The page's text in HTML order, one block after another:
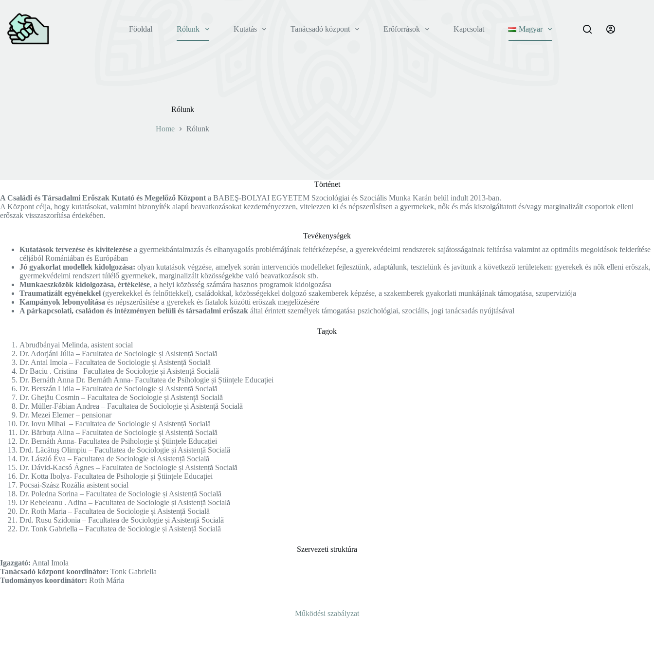
content
Főoldal
Rólunk Kutatás Tanácsadó központ Erőforrások Kapcsolat Magyar
Rólunk
Home Rólunk
Történet
A Családi és Társadalmi Erőszak Kutató és Megelőző Központ a BABEŞ-BOLYAI EGYETEM Szociológiai és Szociális Munka Karán belül indult 2013-ban.
A Központ célja, hogy kutatásokat, valamint bizonyíték alapú beavatkozásokat kezdeményezzen, vitelezzen ki és népszerűsítsen a gyermekek, nők és más kiszolgáltatott és/vagy marginalizált csoportok elleni
erőszak visszaszorítása érdekében.
Tevékenységek
Kutatások tervezése és kivitelezése a gyermekbántalmazás és elhanyagolás problémájának feltérkézepése, a gyerekvédelmi rendszerek sajátosságainak feltárása valamint az optimális megoldások felderítése
céljából Romániában és Európában
Jó gyakorlat modellek kidolgozása: olyan kutatások végzése, amelyek során intervenciós modelleket fejlesztünk, adaptálunk, tesztelünk és javítunk a következő területeken: gyerekek és nők elleni erőszak,
gyermekvédelmi rendszert túlélő gyermekek, marginalizált közösségekbe való beavatkozások stb.
Munkaeszközök kidolgozása, értékelése, a helyi közösség számára hasznos programok kidolgozása
Traumatizált egyénekkel (gyerekekkel és felnőttekkel), családokkal, közösségekkel dolgozó szakemberek képzése, a szakemberek gyakorlati munkájának támogatása, szuperviziója
Kampányok lebonyolítása és népszerűsítése a gyerekek és fiatalok közötti erőszak megelőzésére
A párkapcsolati, családon és intézményen belüli és társadalmi erőszak által érintett személyek támogatása pszichológiai, szociális, jogi tanácsadás nyújtásával
Tagok
Abrudbányai Melinda, asistent social
Dr. Adorjáni Júlia – Facultatea de Sociologie și Asistență Socială
Dr. Antal Imola – Facultatea de Sociologie și Asistență Socială
Dr Baciu . Cristina– Facultatea de Sociologie și Asistență Socială
Dr. Bernáth Anna Dr. Bernáth Anna- Facultatea de Psihologie și Științele Educației
Dr. Berszán Lidia – Facultatea de Sociologie și Asistență Socială
Dr. Ghețău Cosmin – Facultatea de Sociologie și Asistență Socială
Dr. Müller-Fábian Andrea – Facultatea de Sociologie și Asistență Socială
Dr. Mezei Elemer – pensionar
Dr. Iovu Mihai – Facultatea de Sociologie și Asistență Socială
Dr. Bărbuța Alina – Facultatea de Sociologie și Asistență Socială
Dr. Bernáth Anna- Facultatea de Psihologie și Științele Educației
Drd. Lăcătuş Olimpiu – Facultatea de Sociologie și Asistență Socială
Dr. László Éva – Facultatea de Sociologie și Asistență Socială
Dr. Dávid-Kacsó Ágnes – Facultatea de Sociologie și Asistență Socială
Dr. Kotta Ibolya- Facultatea de Psihologie și Științele Educației
Pocsai-Szász Rozália asistent social
Dr. Poledna Sorina – Facultatea de Sociologie și Asistență Socială
Dr Rebeleanu . Adina – Facultatea de Sociologie și Asistență Socială
Dr. Roth Maria – Facultatea de Sociologie și Asistență Socială
Drd. Rusu Szidonia – Facultatea de Sociologie și Asistență Socială
Dr. Tonk Gabriella – Facultatea de Sociologie și Asistență Socială
Szervezeti struktúra
Igazgató: Antal Imola
Tanácsadó központ koordinátor: Tonk Gabriella
Tudományos koordinátor: Roth Mária
Működési szabályzat